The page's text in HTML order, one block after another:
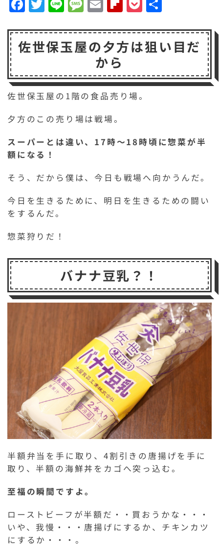
F
c
e
o
o
k
T
it
t
r
Li
e
M
s
s
g
e
E
a
il
F
p
b
a
r
P
c
k
t
佐世保玉屋の夕方は狙い目だ
から
佐世保玉屋の1階の食品売り場。
夕方のこの売り場は戦場。
スーパーとは違い、17時～18時頃に惣菜が半
額になる！
そう、だから僕は、今日も戦場へ向かうんだ。
今日を生きるために、明日を生きるための闘い
をするんだ。
惣菜狩りだ！
バナナ豆乳？！
半額弁当を手に取り、4割引きの唐揚げを手に
取り、半額の海鮮丼をカゴへ突っ込む。
至福の瞬間ですよ。
ローストビーフが半額だ・・買おうかな・・・
いや、我慢・・・唐揚げにするか、チキンカツ
にするか・・・。